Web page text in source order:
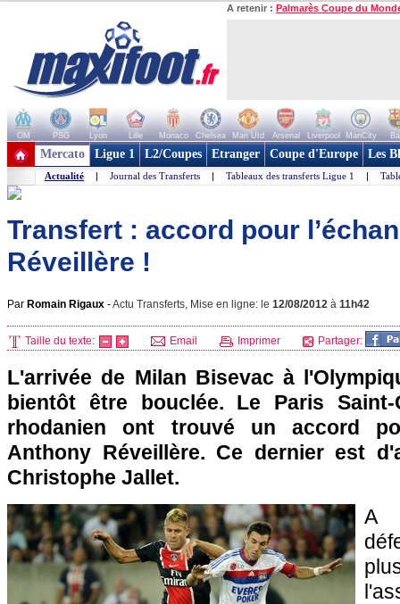
A retenir : Palmarès Coupe du
OM PSG Lyon Lille Monaco Chelsea Man Utd Arsenal Liverpool ManCity
+ de clubs
Mercato Ligue 1 L2/Coupes Etranger Coupe d'Europe Les
Actualité | Journal des Transferts | Tableaux des transferts Ligue 1 |
Transfert : accord pour
Réveillère !
Par Romain Rigaux -Actu Transferts, Mise en ligne: le 12/08/2012 à 11h42
Taille du texte: Email Imprimer Partager:
L'arrivée de Milan Bisevac à
bientôt être bouclée. Le Paris
rhodanien ont trouvé un accord
Anthony Réveillère. Ce dernier est
Christophe Jallet.
A